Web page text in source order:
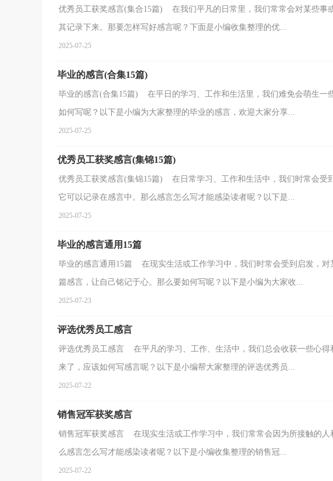
优秀员工获奖感言(集合15篇) 在我们平凡的日常里，我们常常会对某些事
其记录下来。那要怎样写好感言呢？下面是小编收集整理的优...
2025-07-25
毕业的感言(合集15篇)
毕业的感言(合集15篇) 在平日的学习、工作和生活里，我们难免会萌生一
如何写呢？以下是小编为大家整理的毕业的感言，欢迎大家分享...
2025-07-25
优秀员工获奖感言(集锦15篇)
优秀员工获奖感言(集锦15篇) 在日常学习、工作和生活中，我们时常会受
它可以记录在感言中。那么感言怎么写才能感染读者呢？以下是...
2025-07-25
毕业的感言通用15篇
毕业的感言通用15篇 在现实生活或工作学习中，我们时常会受到启发，对
篇感言，让自己铭记于心。那么要如何写呢？以下是小编为大家收...
2025-07-23
评选优秀员工感言
评选优秀员工感言 在平凡的学习、工作、生活中，我们总会收获一些心得
来了，应该如何写感言呢？以下是小编帮大家整理的评选优秀员...
2025-07-22
销售冠军获奖感言
销售冠军获奖感言 在现实生活或工作学习中，我们常常会因为所接触的人
么感言怎么写才能感染读者呢？以下是小编收集整理的销售冠...
2025-07-22